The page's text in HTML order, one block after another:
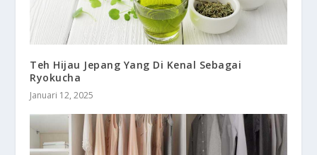
Teh Hijau Jepang Yang Di Kenal Sebagai
Ryokucha
Januari 12, 2025